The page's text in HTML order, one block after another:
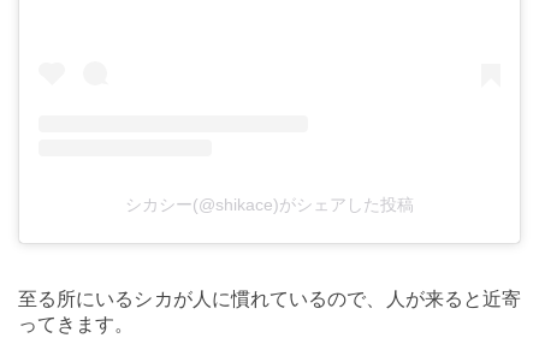
シカシー(@shikace)がシェアした投稿
至る所にいるシカが人に慣れているので、人が来ると近寄
ってきます。